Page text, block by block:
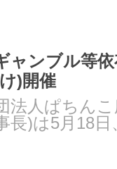
ンブル等依
)開催
法人ぱちん
長)は5月18